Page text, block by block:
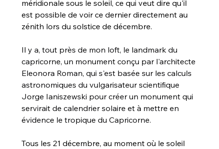
méridionale sous le soleil, ce qui veut dire qu'il
est possible de voir ce dernier directement au
zénith lors du solstice de décembre.
Il y a, tout près de mon loft, le landmark du
capricorne, un monument conçu par l'architecte
Eleonora Roman, qui s'est basée sur les calculs
astronomiques du vulgarisateur scientifique
Jorge Ianiszewski pour créer un monument qui
servirait de calendrier solaire et à mettre en
évidence le tropique du Capricorne.
Tous les 21 décembre, au moment où le soleil